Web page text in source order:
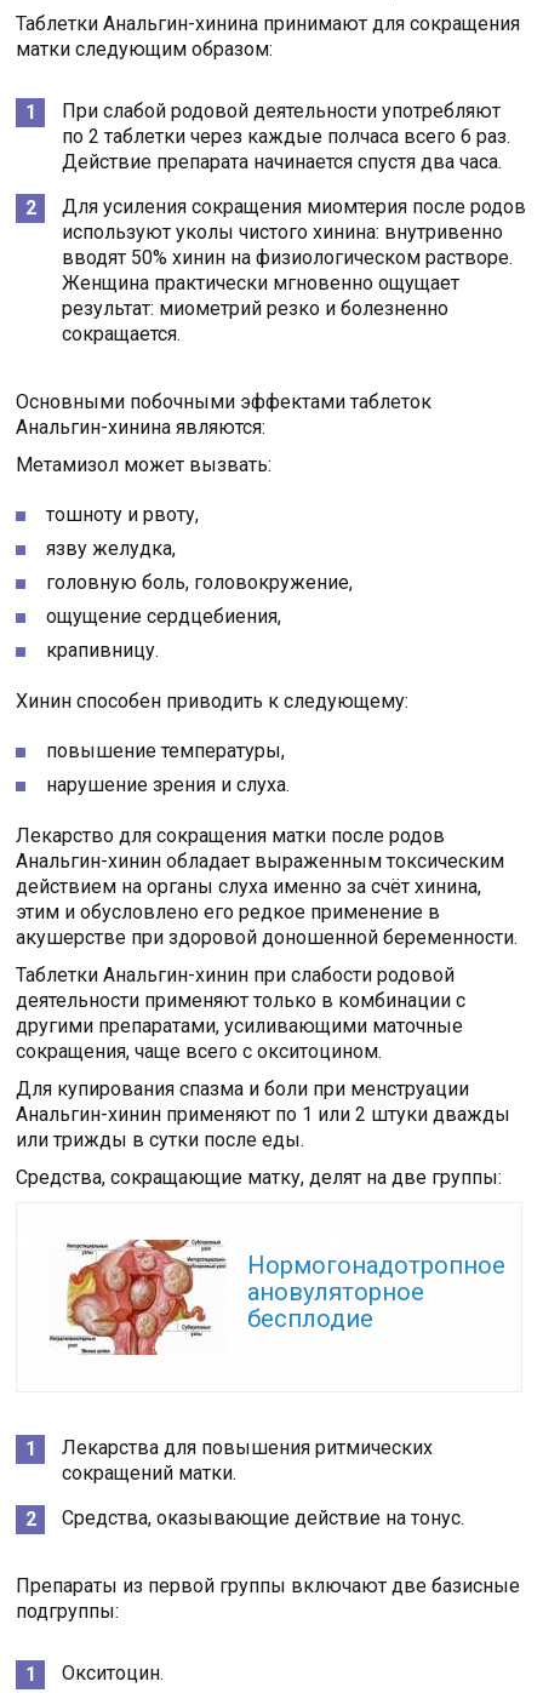
Таблетки Анальгин-хинина принимают для сокращения
матки следующим образом:
При слабой родовой деятельности употребляют
по 2 таблетки через каждые полчаса всего 6 раз.
Действие препарата начинается спустя два часа.
Для усиления сокращения миомтерия после родов
используют уколы чистого хинина: внутривенно
вводят 50% хинин на физиологическом растворе.
Женщина практически мгновенно ощущает
результат: миометрий резко и болезненно
сокращается.
Основными побочными эффектами таблеток
Анальгин-хинина являются:
Метамизол может вызвать:
тошноту и рвоту,
язву желудка,
головную боль, головокружение,
ощущение сердцебиения,
крапивницу.
Хинин способен приводить к следующему:
повышение температуры,
нарушение зрения и слуха.
Лекарство для сокращения матки после родов
Анальгин-хинин обладает выраженным токсическим
действием на органы слуха именно за счёт хинина,
этим и обусловлено его редкое применение в
акушерстве при здоровой доношенной беременности.
Таблетки Анальгин-хинин при слабости родовой
деятельности применяют только в комбинации с
другими препаратами, усиливающими маточные
сокращения, чаще всего с окситоцином.
Для купирования спазма и боли при менструации
Анальгин-хинин применяют по 1 или 2 штуки дважды
или трижды в сутки после еды.
Средства, сокращающие матку, делят на две группы:
Нормогонадотропное
ановуляторное
бесплодие
Лекарства для повышения ритмических
сокращений матки.
Средства, оказывающие действие на тонус.
Препараты из первой группы включают две базисные
подгруппы:
Окситоцин.